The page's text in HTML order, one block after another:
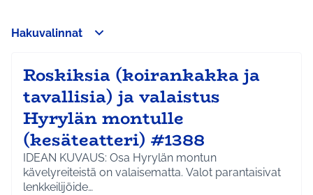
Hakuvalinnat
Roskiksia (koirankakka ja
tavallisia) ja valaistus
Hyrylän montulle
(kesäteatteri) #1388
IDEAN KUVAUS: Osa Hyrylän montun
kävelyreiteistä on valaisematta. Valot parantaisivat
lenkkeilijöide…